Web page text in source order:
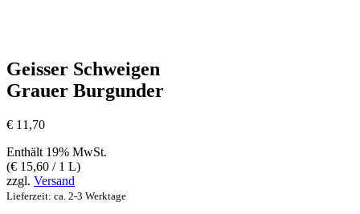
Geisser Schweigen
Grauer Burgunder
€ 11,70
Enthält 19% MwSt.
(€ 15,60 / 1 L)
zzgl. Versand
Lieferzeit: ca. 2-3 Werktage